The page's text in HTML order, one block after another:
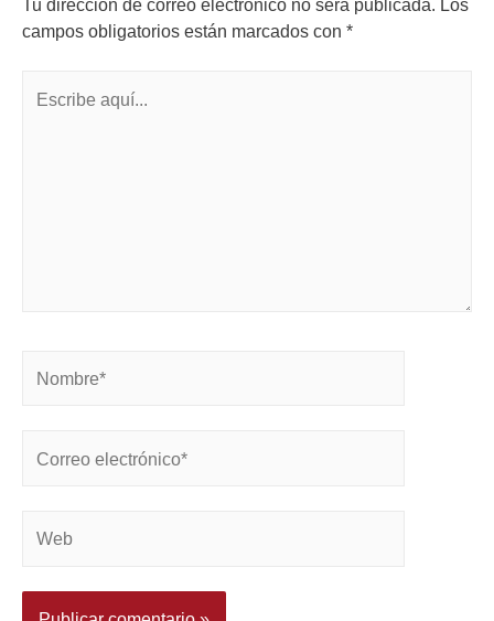
Tu dirección de correo electrónico no será publicada. Los
campos obligatorios están marcados con *